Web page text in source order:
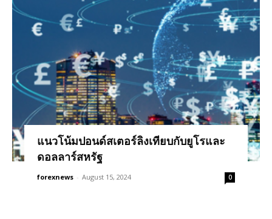
แนวโน้มปอนด์สเตอร์ลิงเทียบกับยูโรและ
ดอลลาร์สหรัฐ
forexnews - August 15, 2024 0